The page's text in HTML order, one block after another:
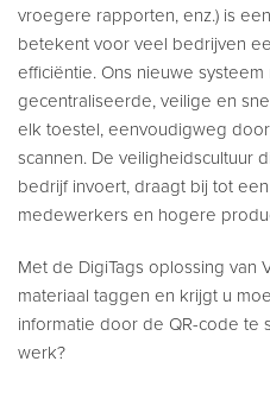
vroegere rapporten, enz.) is
betekent voor veel bedrijven
efficiëntie. Ons nieuwe
gecentraliseerde, veilige en
elk toestel, eenvoudigweg
scannen. De veiligheidscultuur
bedrijf invoert, draagt bij tot
medewerkers en hogere
Met de DigiTags oplossing van
materiaal taggen en krijgt u
informatie door de QR-code te
werk?